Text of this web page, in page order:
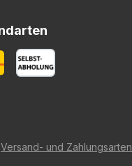
Versand- und Zahlungsarten